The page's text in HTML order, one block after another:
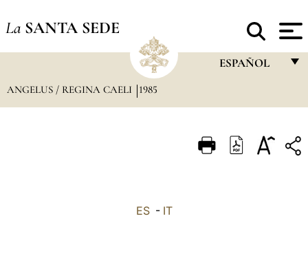
La SANTA SEDE
ESPAÑOL
ITALIANO
ANGELUS / REGINA CAELI 1985
ES- IT